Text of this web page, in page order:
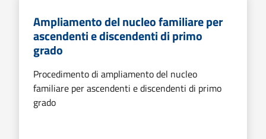
Ampliamento del nucleo familiare per
ascendenti e discendenti di primo
grado
Procedimento di ampliamento del nucleo
familiare per ascendenti e discendenti di primo
grado